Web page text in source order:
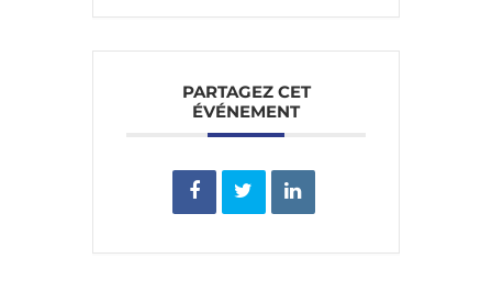
PARTAGEZ CET
ÉVÉNEMENT